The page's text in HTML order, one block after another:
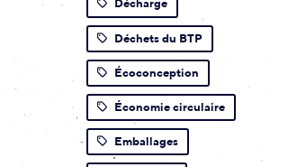
Décharge
Déchets du BTP
Écoconception
Économie circulaire
Emballages